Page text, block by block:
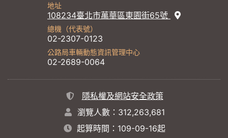
地址
108234臺北市萬華區東園街65號
總機（代表號）
02-2307-0123
公路局車輛動態資訊管理中心
02-2689-0064
隱私權及網站安全政策
瀏覽人數：312,263,681
起算時間：109-09-16起